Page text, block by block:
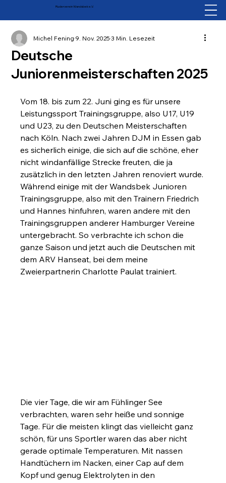
Ruderverein Wandsbek e.V.
Deutsche
Juniorenmeisterschaften 2025
Michel Fening9. Nov. 20253 Min. Lesezeit
Vom 18. bis zum 22. Juni ging es für unsere
Leistungssport Trainingsgruppe, also U17, U19
und U23, zu den Deutschen Meisterschaften
nach Köln. Nach zwei Jahren DJM in Essen gab
es sicherlich einige, die sich auf die schöne, eher
nicht windanfällige Strecke freuten, die ja
zusätzlich in den letzten Jahren renoviert wurde.
Während einige mit der Wandsbek Junioren
Trainingsgruppe, also mit den Trainern Friedrich
und Hannes hinfuhren, waren andere mit den
Trainingsgruppen anderer Hamburger Vereine
untergebracht. So verbrachte ich schon die
ganze Saison und jetzt auch die Deutschen mit
dem ARV Hanseat, bei dem meine
Zweierpartnerin Charlotte Paulat trainiert.
Die vier Tage, die wir am Fühlinger See
verbrachten, waren sehr heiße und sonnige
Tage. Für die meisten klingt das vielleicht ganz
schön, für uns Sportler waren das aber nicht
gerade optimale Temperaturen. Mit nassen
Handtüchern im Nacken, einer Cap auf dem
Kopf und genug Elektrolyten in den